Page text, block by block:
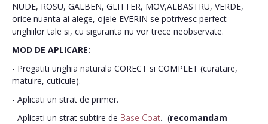
NUDE, ROSU, GALBEN, GLITTER, MOV,ALBASTRU, VERDE,
orice nuanta ai alege, ojele EVERIN se potrivesc perfect
unghiilor tale si, cu siguranta nu vor trece neobservate.
MOD DE APLICARE:
- Pregatiti unghia naturala CORECT si COMPLET (curatare,
matuire, cuticule).
- Aplicati un strat de primer.
- Aplicati un strat subtire de Base Coat. (recomandam